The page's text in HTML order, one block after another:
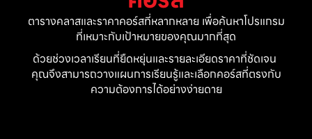
ตารางคลาสและราคาคอร์สที่หลากหลาย เพื่อค้นหาโปรแกรม
ที่เหมาะกับเป้าหมายของคุณมากที่สุด
ด้วยช่วงเวลาเรียนที่ยืดหยุ่นและรายละเอียดราคาที่ชัดเจน
คุณจึงสามารถวางแผนการเรียนรู้และเลือกคอร์สที่ตรงกับ
ความต้องการได้อย่างง่ายดาย